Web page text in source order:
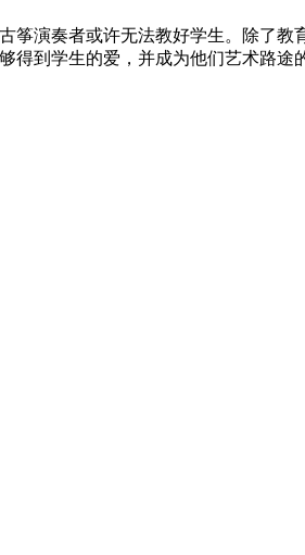
筝演奏者或许无法教好学生。除了教
到学生的爱，并成为他们艺术路途